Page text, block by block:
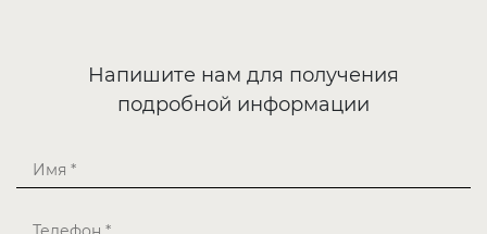
Напишите нам для получения
подробной информации